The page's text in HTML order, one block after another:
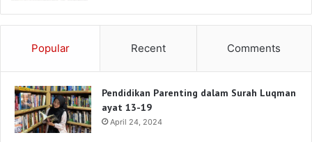
Popular Recent Comments
Pendidikan Parenting dalam Surah Luqman
ayat 13-19
April 24, 2024